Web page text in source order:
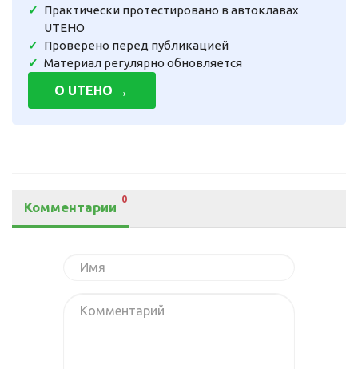
Практически протестировано в автоклавах
UTEHO
Проверено перед публикацией
Материал регулярно обновляется
О UTEHO →
Комментарии
0